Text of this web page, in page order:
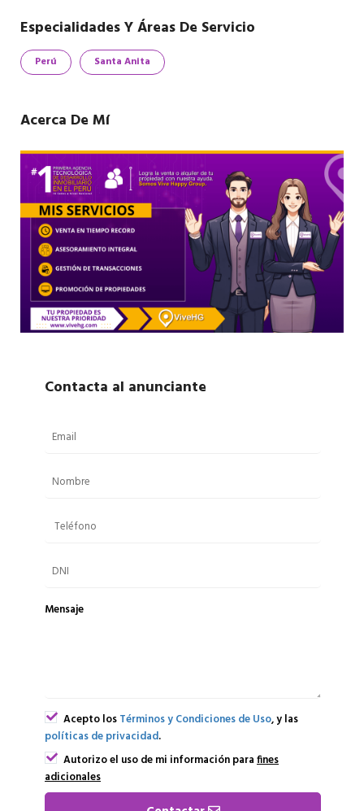
Especialidades Y Áreas De Servicio
Perú Santa Anita
Acerca De Mí
Contacta al anunciante
Mensaje
Acepto losTérminos y Condiciones de Uso, y las
políticas de privacidad.
Autorizo el uso de mi información parafines
adicionales